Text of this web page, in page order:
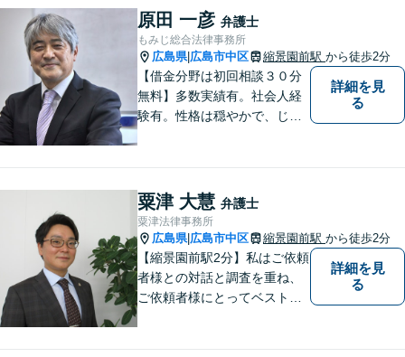
トラブルをかかえた組織また
は人と一定の距離を保ちなが
ら、できるだけ納得のいく解
決を導き出さなければならな
い。
原田 一彦 弁護士
もみじ総合法律事務所
広島県| 広島市中区 縮景園前駅 から徒歩2分
【借金分野は初回相談３０分
無料】多数実績有。社会人経
験有。性格は穏やかで、じっ
詳細を見
る
粟津 大慧 弁護士
粟津法律事務所
広島県| 広島市中区 縮景園前駅 から徒歩2分
【縮景園前駅2分】私はご依頼
者様との対話と調査を重ね、
ご依頼者様にとってベストな
詳細を見
る